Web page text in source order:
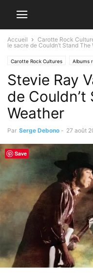
Accueil Carotte Rock
le sacre de Couldn’t Stand The
Carotte Rock Cultures Albums
Histoire du rock
Stevie Ray
de Couldn’t
Weather
Par Serge Debono - 27 août
Save